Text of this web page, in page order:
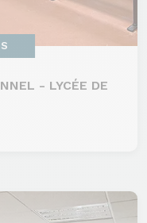
- LYCÉE DE